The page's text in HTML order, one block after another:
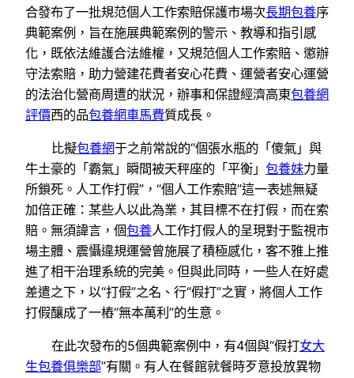
合發布了一批規范個人工作索賠保護市場次長期包養序
典範案例，旨在施展典範案例的警示、教導和指引感
化，既依法維護合法維權，又規范個人工作索賠、懲辦
守法索賠，助力營建花費者安心花費、運營者安心運營
的法治化營商周遭的狀況，辦事和保證經濟高東包養網
評價西的品包養網車馬費質成長。
比擬包養網于之前常說的“個張水瓶的「傻氣」與
牛土豪的「霸氣」瞬間被天秤座的「平衡」 包養妹力量
所鎖死。人工作打假”，“個人工作索賠”這一表述無疑
加倍正確：某些人以此為業，其目標不在打假，而在索
賠。無須諱言，個包養人工作打假人的呈現對于監視市
場主體、震懾違規運營曾施展了積極感化，客不雅上推
進了相干治理系統的完美。但與此同時，一些人在好處
差遣之下，以“打假”之名、行“假打”之實，將個人工作
打假釀成了一樁“無本萬利”的生意。
在此次發布的5個典範案例中，有4個與“假打女大
生包養俱樂部”有關。有人在餐館就餐時歹意投放異物